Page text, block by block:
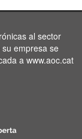
al sector
empresa se
a www.aoc.cat